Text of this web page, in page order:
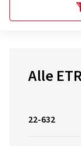
Alle
22-632